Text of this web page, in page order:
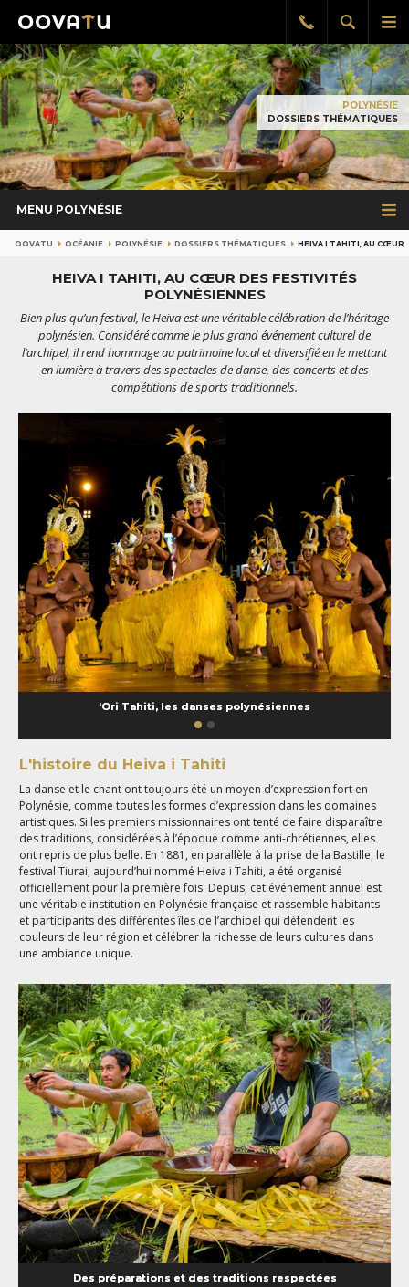
le
Afficher
la
Rappel
gratuit
POLYNÉSIE
DOSSIERS THÉMATIQUES
MENU POLYNÉSIE
OOVATU OCÉANIE POLYNÉSIE DOSSIERS THÉMATIQUES HEIVA I TAHITI, AU CŒUR
HEIVA I TAHITI, AU CŒUR DES FESTIVITÉS
POLYNÉSIENNES
Bien plus qu’un festival, le Heiva est une véritable célébration de l’héritage
polynésien. Considéré comme le plus grand événement culturel de
l’archipel, il rend hommage au patrimoine local et diversifié en le mettant
en lumière à travers des spectacles de danse, des concerts et des
compétitions de sports traditionnels.
‘Ori Tahiti, les danses polynésiennes
L'histoire du Heiva i Tahiti
La danse et le chant ont toujours été un moyen d’expression fort en
Polynésie, comme toutes les formes d’expression dans les domaines
artistiques. Si les premiers missionnaires ont tenté de faire disparaître
des traditions, considérées à l’époque comme anti-chrétiennes, elles
ont repris de plus belle. En 1881, en parallèle à la prise de la Bastille, le
festival Tiurai, aujourd’hui nommé Heiva i Tahiti, a été organisé
officiellement pour la première fois. Depuis, cet événement annuel est
une véritable institution en Polynésie française et rassemble habitants
et participants des différentes îles de l’archipel qui défendent les
couleurs de leur région et célébrer la richesse de leurs cultures dans
une ambiance unique.
Des préparations et des traditions respectées